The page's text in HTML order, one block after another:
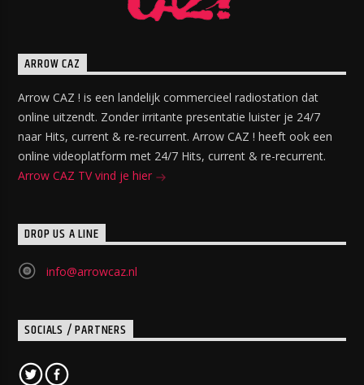
ARROW CAZ
Arrow CAZ ! is een landelijk commercieel radiostation dat
online uitzendt. Zonder irritante presentatie luister je 24/7
naar Hits, current & re-recurrent. Arrow CAZ ! heeft ook een
online videoplatform met 24/7 Hits, current & re-recurrent.
Arrow CAZ TV vind je hier
DROP US A LINE
info@arrowcaz.nl
SOCIALS / PARTNERS